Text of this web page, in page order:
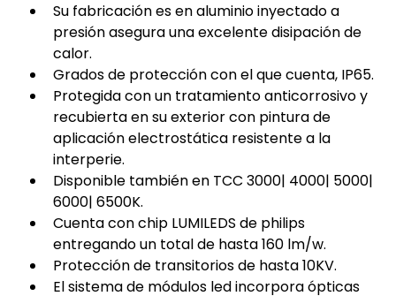
Su fabricación es en aluminio inyectado a
presión asegura una excelente disipación de
calor.
Grados de protección con el que cuenta, IP65.
Protegida con un tratamiento anticorrosivo y
recubierta en su exterior con pintura de
aplicación electrostática resistente a la
interperie.
Disponible también en TCC 3000| 4000| 5000|
6000| 6500K.
Cuenta con chip LUMILEDS de philips
entregando un total de hasta 160 lm/w.
Protección de transitorios de hasta 10KV.
El sistema de módulos led incorpora ópticas